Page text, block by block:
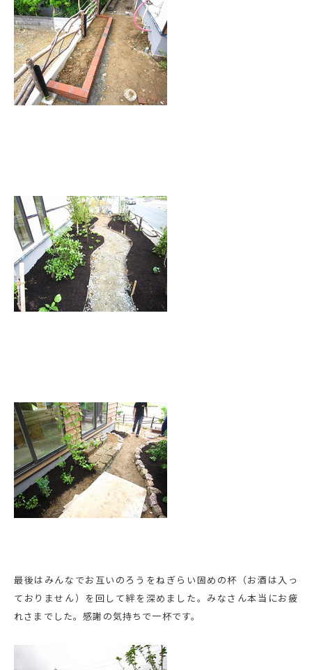
最後はみんなでお互いのろうをねぎらい固めの杯（お酒は入っ
ておりません）を回して絆を深めました。みなさん本当にお疲
れさまでした。感謝の気持ちで一杯です。